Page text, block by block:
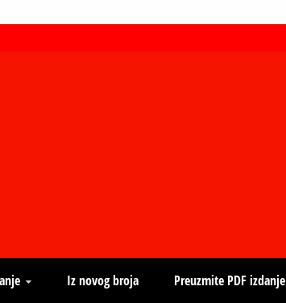
Iz novog broja Preuzmite PDF izdanje